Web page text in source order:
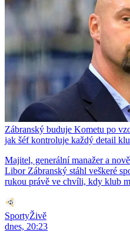
Zábranský buduje Kometu po
jak šéf kontroluje každý detail
Majitel, generální manažer a
Libor Zábranský stáhl veškeré
rukou právě ve chvíli, kdy klub
SportyŽivě
dnes, 20:23